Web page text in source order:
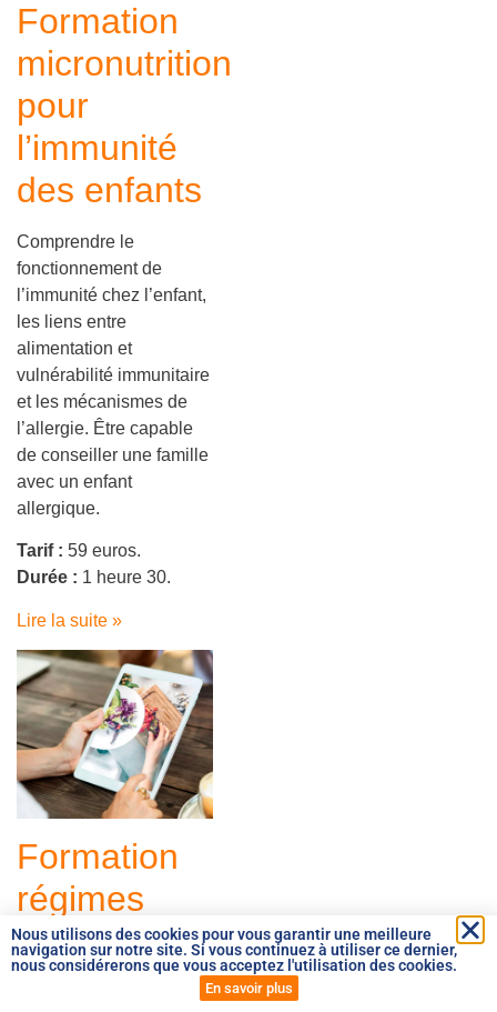
Formation
micronutrition
pour
l’immunité
des enfants
Comprendre le
fonctionnement de
l’immunité chez l’enfant,
les liens entre
alimentation et
vulnérabilité immunitaire
et les mécanismes de
l’allergie. Être capable
de conseiller une famille
avec un enfant
allergique.
Tarif : 59 euros.
Durée : 1 heure 30.
Lire la suite »
Formation
régimes
végétariens/végétaliens
:
Nous utilisons des cookies pour vous garantir une meilleure
navigation sur notre site. Si vous continuez à utiliser ce dernier,
nous considérerons que vous acceptez l'utilisation des cookies.
En savoir plus